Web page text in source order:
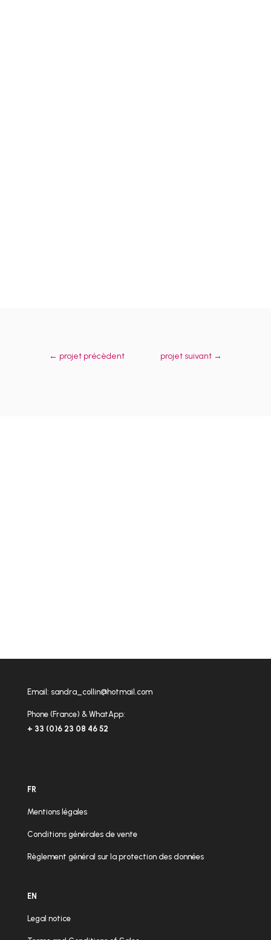
← projet précèdent projet suivant →
Email: sandra_collin@hotmail.com
Phone (France) & WhatApp:
+ 33 (0)6 23 08 46 52
FR
Mentions légales
Conditions générales de vente
Règlement général sur la protection des données
EN
Legal notice